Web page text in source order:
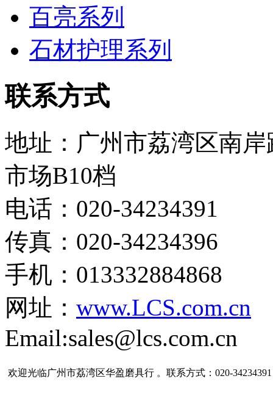
百亮系列
石材护理系列
联系方式
地址：广州市荔湾区南
市场B10档
电话：020-34234391
传真：020-34234396
手机：013332884868
网址： www.LCS.com.cn
Email:sales@lcs.com.cn
欢迎光临广州市荔湾区华盈磨具行 。联系方式：020-34234391